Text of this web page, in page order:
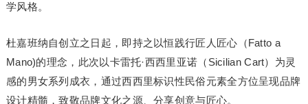
学风格。
杜嘉班纳自创立之日起，即持之以恒践行匠人匠心（Fatto a
Mano)的理念，此次以卡雷托·西西里亚诺（Sicilian Cart）为灵
感的男女系列成衣，通过西西里标识性民俗元素全方位呈现品牌
设计精髓，致敬品牌文化之源、分享创意与匠心。